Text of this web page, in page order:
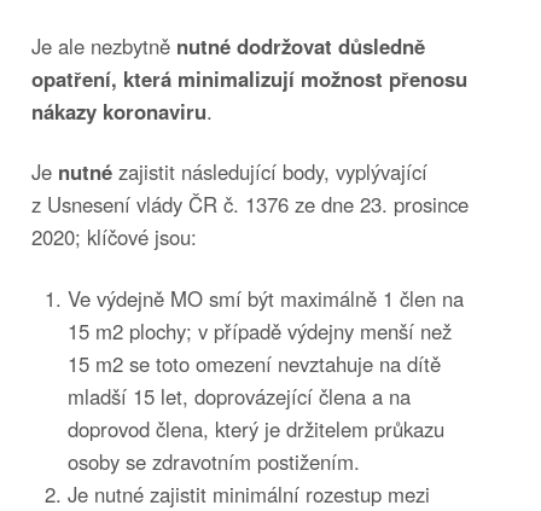
Je ale nezbytně nutné dodržovat důsledně
opatření, která minimalizují možnost přenosu
nákazy koronaviru.
Je nutné zajistit následující body, vyplývající
z Usnesení vlády ČR č. 1376 ze dne 23. prosince
2020; klíčové jsou:
Ve výdejně MO smí být maximálně 1 člen na
15 m2 plochy; v případě výdejny menší než
15 m2 se toto omezení nevztahuje na dítě
mladší 15 let, doprovázející člena a na
doprovod člena, který je držitelem průkazu
osoby se zdravotním postižením.
Je nutné zajistit minimální rozestup mezi